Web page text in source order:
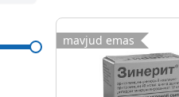
mavjud emas